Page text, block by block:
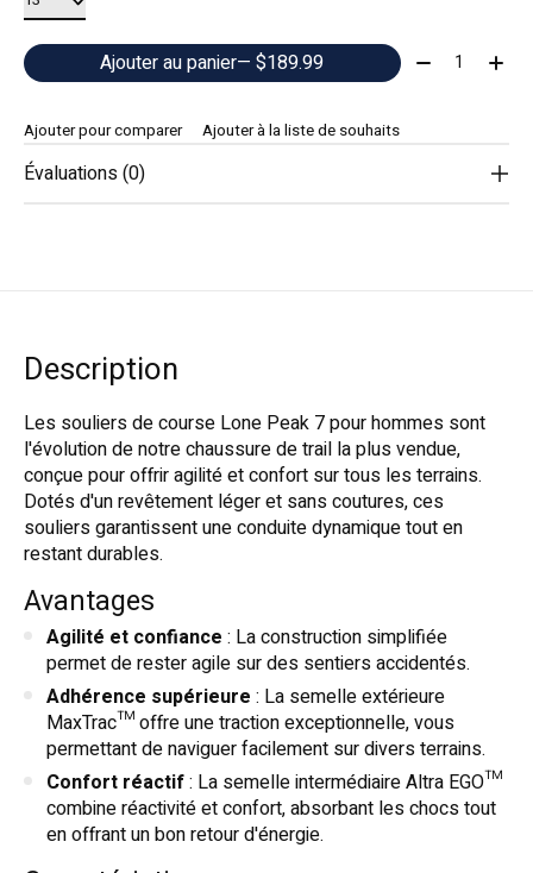
Ajouter au panier — $189.99 Quantité:
Ajouter pour comparer Ajouter à la liste de souhaits
Évaluations (0)
Description
Les souliers de course Lone Peak 7 pour hommes sont
l'évolution de notre chaussure de trail la plus vendue,
conçue pour offrir agilité et confort sur tous les terrains.
Dotés d'un revêtement léger et sans coutures, ces
souliers garantissent une conduite dynamique tout en
restant durables.
Avantages
Agilité et confiance : La construction simplifiée
permet de rester agile sur des sentiers accidentés.
Adhérence supérieure : La semelle extérieure
MaxTrac™ offre une traction exceptionnelle, vous
permettant de naviguer facilement sur divers terrains.
Confort réactif: La semelle intermédiaire Altra EGO™
combine réactivité et confort, absorbant les chocs tout
en offrant un bon retour d'énergie.